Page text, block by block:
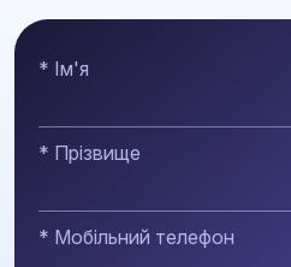
* Ім'я
* Прізвище
* Мобільний телефон